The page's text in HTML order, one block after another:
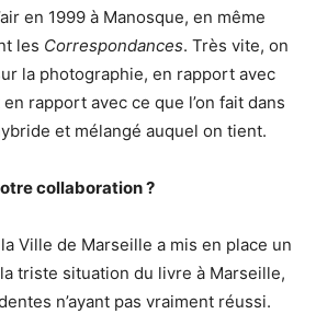
en 1999 à Manosque, en même
les Correspondances. Très vite, on
la photographie, en rapport avec
rapport avec ce que l’on fait dans
et mélangé auquel on tient.
collaboration ?
Ville de Marseille a mis en place un
triste situation du livre à Marseille,
n’ayant pas vraiment réussi.